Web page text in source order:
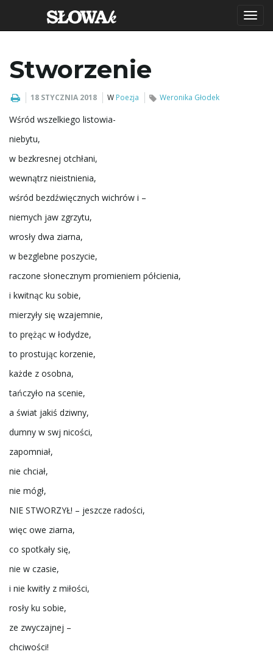
Stworzenie
18 STYCZNIA 2018 W Poezja Weronika Głodek
Wśród wszelkiego listowia-
niebytu,
w bezkresnej otchłani,
wewnątrz nieistnienia,
wśród bezdźwięcznych wichrów i –
niemych jaw zgrzytu,
wrosły dwa ziarna,
w bezglebne poszycie,
raczone słonecznym promieniem półcienia,
i kwitnąc ku sobie,
mierzyły się wzajemnie,
to prężąc w łodydze,
to prostując korzenie,
każde z osobna,
tańczyło na scenie,
a świat jakiś dziwny,
dumny w swj nicości,
zapomniał,
nie chciał,
nie mógł,
NIE STWORZYŁ! – jeszcze radości,
więc owe ziarna,
co spotkały się,
nie w czasie,
i nie kwitły z miłości,
rosły ku sobie,
ze zwyczajnej –
chciwości!